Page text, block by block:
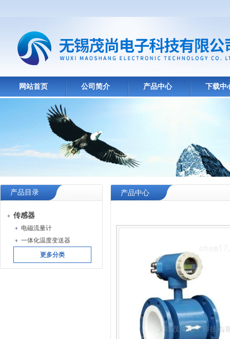
网站首页 公司简介 产品中心 下载中
产品目录
传感器
电磁流量计
一体化温度变送器
更多分类
产品中心